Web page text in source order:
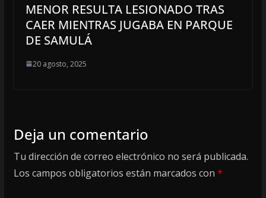
MENOR RESULTA LESIONADO TRAS
CAER MIENTRAS JUGABA EN PARQUE
DE SAMULÁ
20 agosto, 2025
Deja un comentario
Tu dirección de correo electrónico no será publicada.
Los campos obligatorios están marcados con *